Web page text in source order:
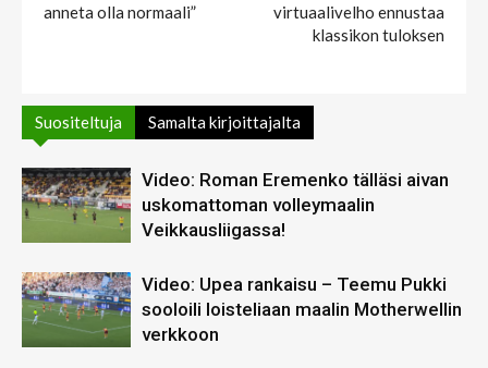
anneta olla normaali”
virtuaalivelho ennustaa
klassikon tuloksen
Suositeltuja Samalta kirjoittajalta
Video: Roman Eremenko tälläsi aivan
uskomattoman volleymaalin
Veikkausliigassa!
Video: Upea rankaisu – Teemu Pukki
sooloili loisteliaan maalin Motherwellin
verkkoon